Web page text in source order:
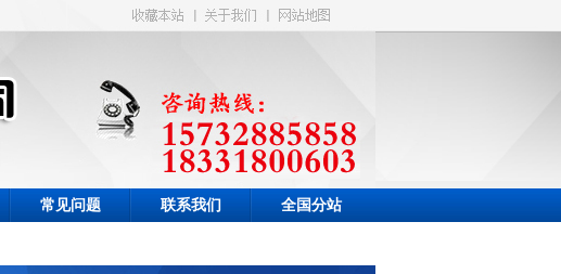
常见问题 联系我们 全国分站